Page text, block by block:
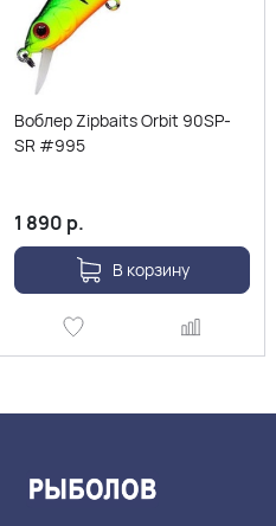
Воблер Zipbaits Orbit 90SP-
SR #995
1 890 р.
В корзину